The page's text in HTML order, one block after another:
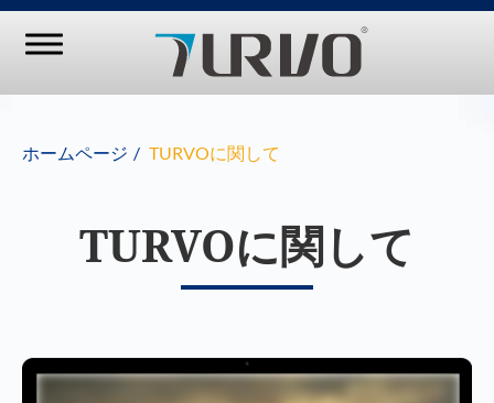
ホームページ TURVOに関して
TURVOに関して